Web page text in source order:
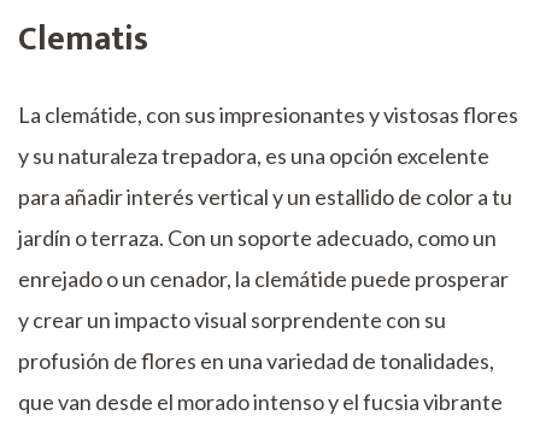
Clematis
La clemátide, con sus impresionantes y vistosas flores
y su naturaleza trepadora, es una opción excelente
para añadir interés vertical y un estallido de color a tu
jardín o terraza. Con un soporte adecuado, como un
enrejado o un cenador, la clemátide puede prosperar
y crear un impacto visual sorprendente con su
profusión de flores en una variedad de tonalidades,
que van desde el morado intenso y el fucsia vibrante